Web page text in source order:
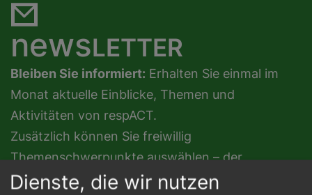
newsLETTER
Bleiben Sie informiert: Erhalten Sie einmal im
Monat aktuelle Einblicke, Themen und
Aktivitäten von respACT.
Zusätzlich können Sie freiwillig
Themenschwerpunkte auswählen – der
allgemeine Newsletter ist immer inkludiert.
Dienste, die wir nutzen